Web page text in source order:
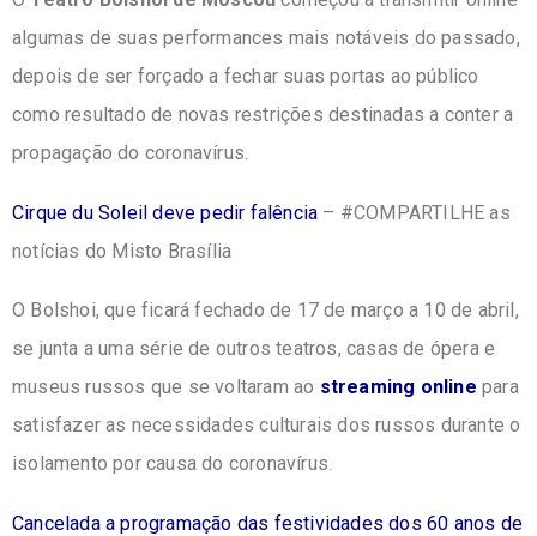
e
b
o
o
s
A
p
p
algumas de suas performances mais notáveis do passado,
depois de ser forçado a fechar suas portas ao público
como resultado de novas restrições destinadas a conter a
propagação do coronavírus.
Cirque du Soleil deve pedir falência – #COMPARTILHE as
notícias do Misto Brasília
O Bolshoi, que ficará fechado de 17 de março a 10 de abril,
se junta a uma série de outros teatros, casas de ópera e
museus russos que se voltaram ao streaming online para
satisfazer as necessidades culturais dos russos durante o
isolamento por causa do coronavírus.
Cancelada a programação das festividades dos 60 anos de